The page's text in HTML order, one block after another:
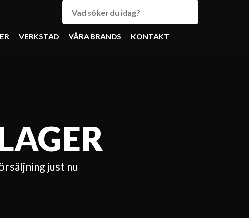
VERKSTAD VÅRA BRANDS KONTAKT
just nu